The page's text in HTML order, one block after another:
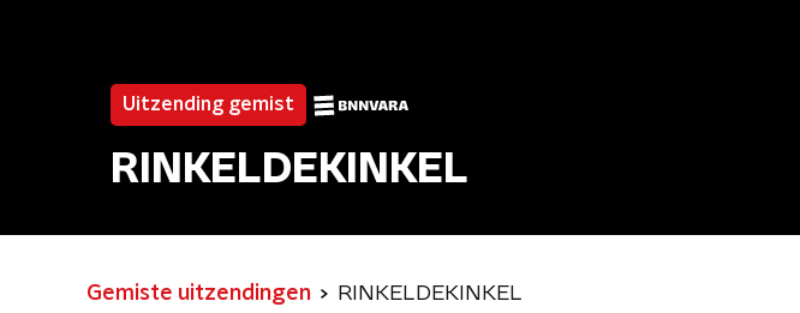
Uitzending gemist
RINKELDEKINKEL
Gemiste uitzendingen RINKELDEKINKEL